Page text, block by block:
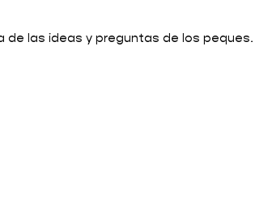
de las ideas y preguntas de los peques.